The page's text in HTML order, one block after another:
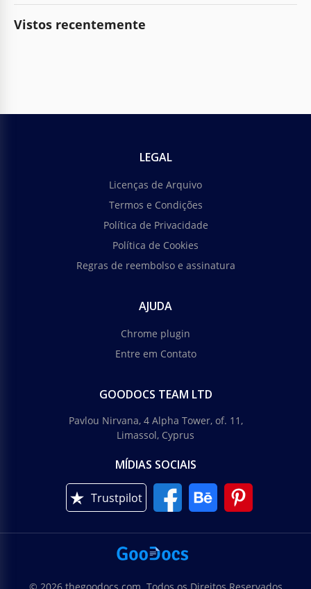
Vistos recentemente
LEGAL
Licenças de Arquivo
Termos e Condições
Política de Privacidade
Política de Cookies
Regras de reembolso e assinatura
AJUDA
Chrome plugin
Entre em Contato
GOODOCS TEAM LTD
Pavlou Nirvana, 4 Alpha Tower, of. 11,
Limassol, Cyprus
MÍDIAS SOCIAIS
Trustpilot